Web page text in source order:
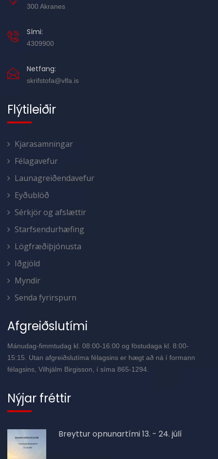
300 Akranes
Sími:
4309900
Netfang:
skrifstofa@vlfa.is
Flýtileiðir
Kjarasamningar
Félagavefur
Launagreiðendavefur
Eyðublöð
Sérkjör og afslættir
Starfsendurhæfing
Lögfræðiþjónusta
Iðgjöld
Myndir
Senda fyrirspurn
Afgreiðslutími
Mánudag-fimmtudag kl. 08:00-16:00 og föstudaga kl. 8:00-
15:15. Utan afgreiðslutíma félagsins er hægt að ná í formann
félagsins, Vilhjálm Birgisson, í síma 865-1294.
Nýjar fréttir
Breyttur opnunartími 13. - 24. júlí